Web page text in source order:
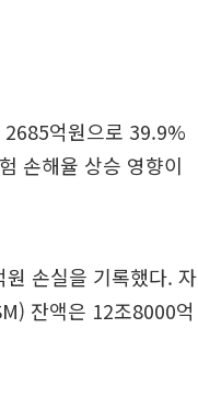
2685억원으로 39.9%
손해율 상승 영향이
손실을 기록했다. 자
잔액은 12조8000억